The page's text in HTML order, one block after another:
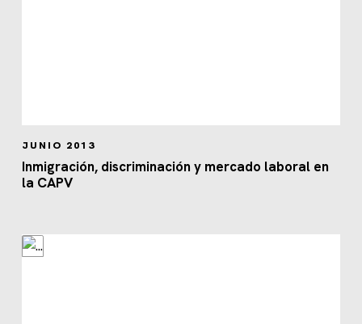
JUNIO 2013
Inmigración, discriminación y mercado laboral en
la CAPV